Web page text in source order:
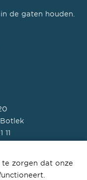
de gaten houden.
11
zorgen dat onze